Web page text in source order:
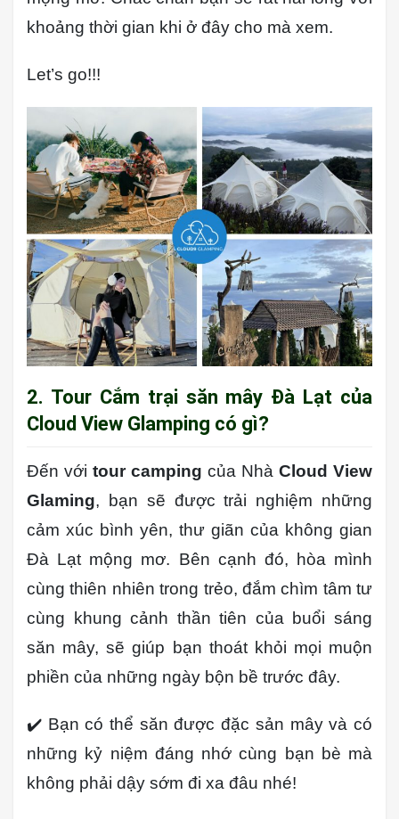
khoảng thời gian khi ở đây cho mà xem.
Let’s go!!!
2. Tour Cắm trại săn mây Đà Lạt của
Cloud View Glamping có gì?
Đến với tour camping của Nhà Cloud View
Glaming, bạn sẽ được trải nghiệm những
cảm xúc bình yên, thư giãn của không gian
Đà Lạt mộng mơ. Bên cạnh đó, hòa mình
cùng thiên nhiên trong trẻo, đắm chìm tâm tư
cùng khung cảnh thần tiên của buổi sáng
săn mây, sẽ giúp bạn thoát khỏi mọi muộn
phiền của những ngày bộn bề trước đây.
✔️ Bạn có thể săn được đặc sản mây và có
những kỷ niệm đáng nhớ cùng bạn bè mà
không phải dậy sớm đi xa đâu nhé!